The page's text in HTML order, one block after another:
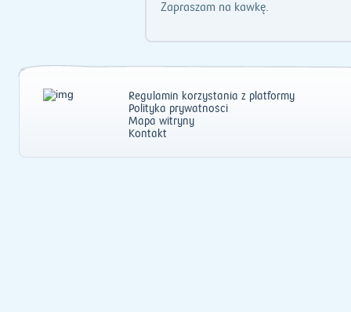
Zapraszam na kawkę.
Regulamin korzystania z platformy
Polityka prywatności
Mapa witryny
Kontakt